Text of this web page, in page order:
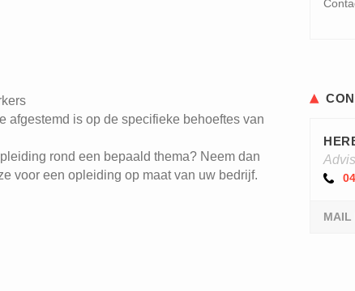
afgestemd is op de specifieke behoeftes van
rond een bepaald thema? Neem dan
voor een opleiding op maat van uw bedrijf.
MAIL